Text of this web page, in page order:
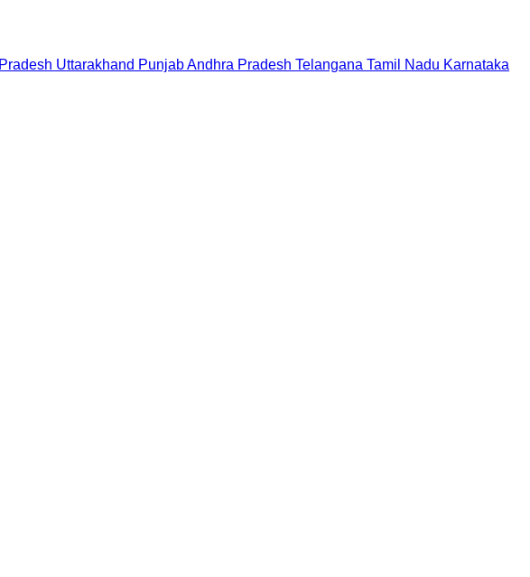
Uttarakhand PunjabAndhra Pradesh Telangana Tamil Nadu Karnataka